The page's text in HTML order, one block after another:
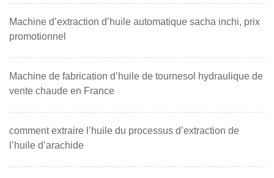
Machine d’extraction d’huile automatique sacha inchi, prix
promotionnel
Machine de fabrication d’huile de tournesol hydraulique de
vente chaude en France
comment extraire l’huile du processus d’extraction de
l’huile d’arachide